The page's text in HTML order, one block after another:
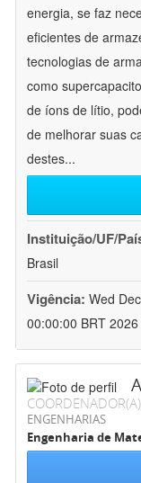
energia, se faz
eficientes de
tecnologias de
como
de íons de lítio,
de melhorar suas
destes...
Instituição/UF/
Brasil
Vigência: Wed
00:00:00 BRT 2026
COORDENADOR(A)
ENGENHARIAS
Engenharia de